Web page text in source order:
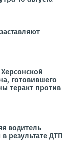
готовившего
теракт против
водитель
результате ДТП